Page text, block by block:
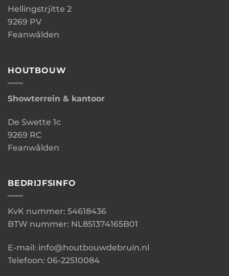
Hellingstrjitte 2
9269 PV
Feanwâlden
HOUTBOUW
Showterrein & kantoor
De Swette 1c
9269 RC
Feanwâlden
BEDRIJFSINFO
KvK nummer: 54618436
BTW nummer: NL851374165B01
E-mail: info@houtbouwdebruin.nl
Telefoon: 06-22510084